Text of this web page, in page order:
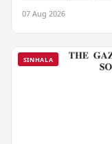
07 Aug 2026
SINHALA